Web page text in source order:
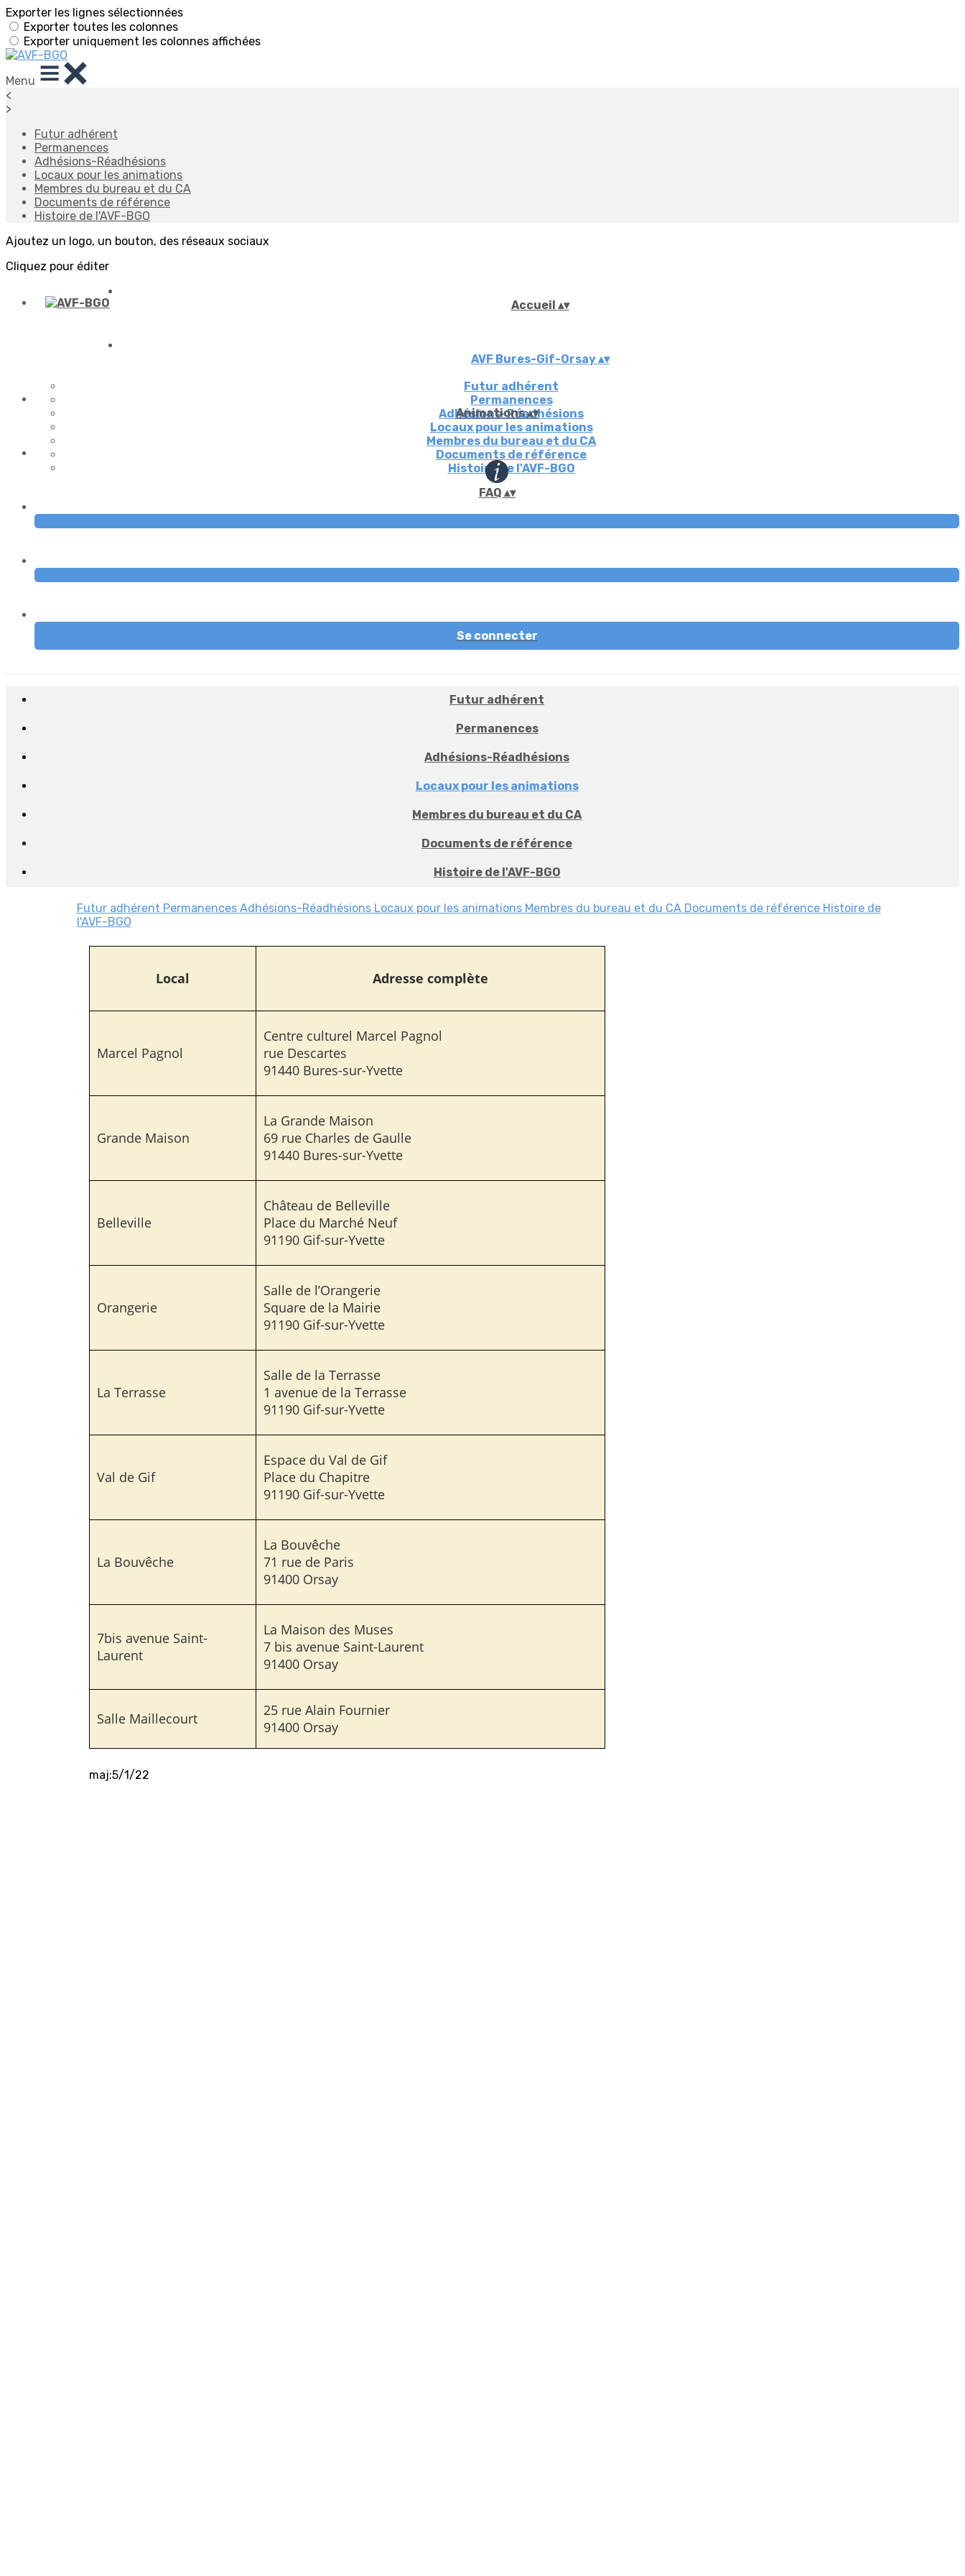
Exporter les lignes sélectionnées
Exporter toutes les colonnes
Exporter uniquement les colonnes affichées
Menu
<
>
Futur adhérent
Permanences
Adhésions-Réadhésions
Locaux pour les animations
Membres du bureau et du CA
Documents de référence
Histoire de l'AVF-BGO
Ajoutez un logo, un bouton, des réseaux sociaux
Cliquez pour éditer
Accueil ▴▾
AVF Bures-Gif-Orsay▴▾
Futur adhérent
Permanences
Adhésions-Réadhésions
Locaux pour les animations
Membres du bureau et du CA
Documents de référence
Histoire de l'AVF-BGO
Animations▴▾
FAQ ▴▾
Se connecter
Futur adhérent
Permanences
Adhésions-Réadhésions
Locaux pour les animations
Membres du bureau et du CA
Documents de référence
Histoire de l'AVF-BGO
Futur adhérent Permanences Adhésions-Réadhésions Locaux pour les animations Membres du bureau et du CA Documents de référence Histoire de
l'AVF-BGO
Local Adresse complète
Marcel Pagnol
Centre culturel Marcel Pagnol
rue Descartes
91440 Bures-sur-Yvette
Grande Maison
La Grande Maison
69 rue Charles de Gaulle
91440 Bures-sur-Yvette
Belleville
Château de Belleville
Place du Marché Neuf
91190 Gif-sur-Yvette
Orangerie
Salle de l’Orangerie
Square de la Mairie
91190 Gif-sur-Yvette
La Terrasse
Salle de la Terrasse
1 avenue de la Terrasse
91190 Gif-sur-Yvette
Val de Gif
Espace du Val de Gif
Place du Chapitre
91190 Gif-sur-Yvette
La Bouvêche
La Bouvêche
71 rue de Paris
91400 Orsay
7bis avenue Saint-
Laurent
La Maison des Muses
7 bis avenue Saint-Laurent
91400 Orsay
Salle Maillecourt
25 rue Alain Fournier
91400 Orsay
maj:5/1/22